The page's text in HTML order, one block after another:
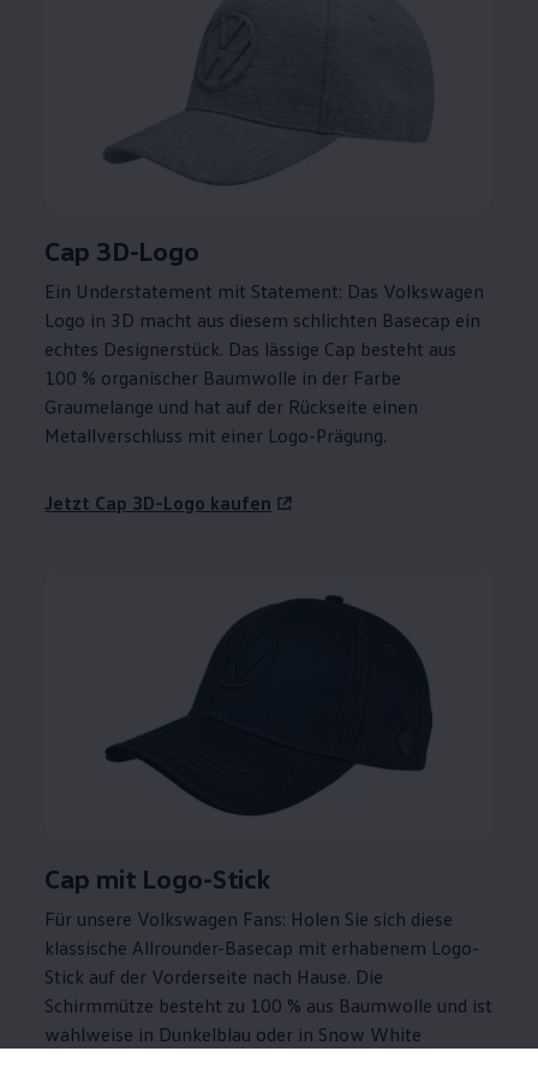
Cap 3D-Logo
Ein Understatement mit Statement: Das Volkswagen
Logo in 3D macht aus diesem schlichten Basecap ein
echtes Designerstück. Das lässige Cap besteht aus
100 % organischer Baumwolle in der Farbe
Graumelange und hat auf der Rückseite einen
Metallverschluss mit einer Logo-Prägung.
Jetzt Cap 3D-Logo kaufen
Cap mit Logo-Stick
Für unsere Volkswagen Fans: Holen Sie sich diese
klassische Allrounder-Basecap mit erhabenem Logo-
Stick auf der Vorderseite nach Hause. Die
Schirmmütze besteht zu 100 % aus Baumwolle und ist
wahlweise in Dunkelblau oder in Snow White